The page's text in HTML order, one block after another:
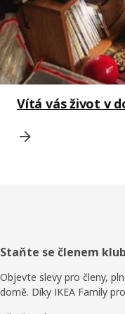
Vítá vás život v
Zápatí
Staňte se členem
Objevte slevy pro členy,
domě. Díky IKEA Family